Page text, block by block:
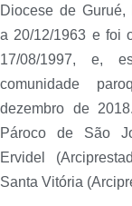
Diocese de Gurué,
a 20/12/1963 e foi
17/08/1997, e,
comunidade
dezembro de
Pároco de São
Ervidel
Santa Vitória